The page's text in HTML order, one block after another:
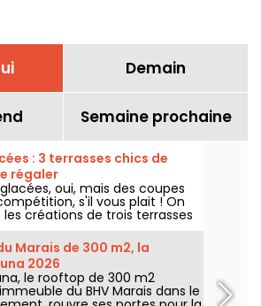
Demain
Semaine prochaine
: 3 terrasses chics de
régaler
oui, mais des coupes
s'il vous plait ! On
créations de trois terrasses
pour cet été 2026, du rooftop
dans le 1er au patio fleuri du
le 8e, jusqu'au jardin secret
dans le 16e.
Marais de 300 m2, la
2026
le rooftop de 300 m2
du BHV Marais dans le